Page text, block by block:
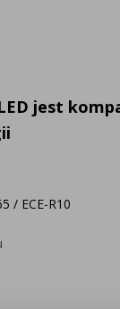
jest
/ ECE-R10